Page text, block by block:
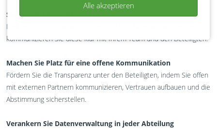
Setzen Sie klare Ziele
Definieren Sie transparente Ziele für Ihre Datenverwaltung und
kommunizieren Sie diese klar mit Ihrem Team und den Beteiligten.
Machen Sie Platz für eine offene Kommunikation
Fördern Sie die Transparenz unter den Beteiligten, indem Sie offen
mit externen Partnern kommunizieren, Vertrauen aufbauen und die
Abstimmung sicherstellen.
Verankern Sie Datenverwaltung in jeder Abteilung
Alle akzeptieren